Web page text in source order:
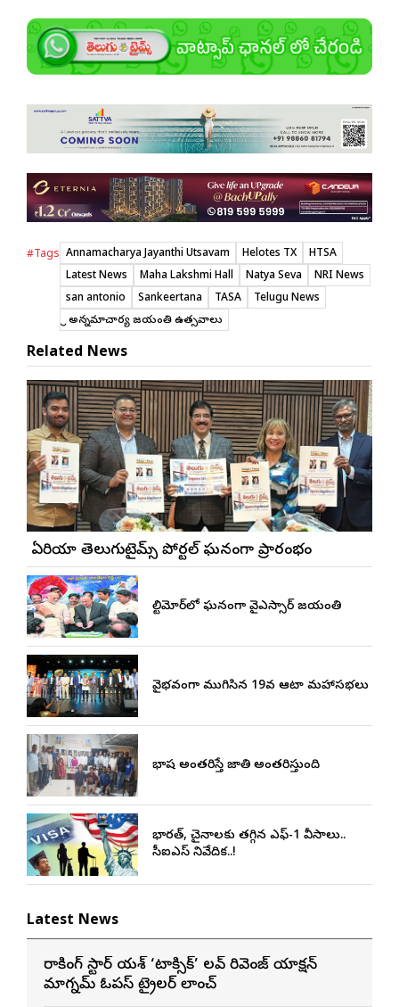
#Tags Annamacharya Jayanthi Utsavam Helotes TX
HTSA
Latest News
Maha Lakshmi Hall Natya Seva
NRI News
san antonio
Sankeertana TASA
Telugu News
శ్రీ అన్నమాచార్య జయంతి ఉత్సవాలు
Related News
బే ఏరియా తెలుగుటైమ్స్ పోర్టల్ ఘనంగా ప్రారంభం
బాల్టిమోర్‌లో ఘనంగా వైఎస్సార్‌ జయంతి
వైభవంగా ముగిసిన 19వ ఆటా మహాసభలు
భాష అంతరిస్తే జాతి అంతరిస్తుంది
భారత్, చైనాలకు తగ్గిన ఎఫ్-1 వీసాలు..
సీఐఎస్ నివేదిక..!
Latest News
రాకింగ్ స్టార్ యశ్ ‘టాక్సిక్’ లవ్ రివెంజ్ యాక్షన్
మాగ్నమ్ ఓపస్‌ ట్రైలర్ లాంచ్